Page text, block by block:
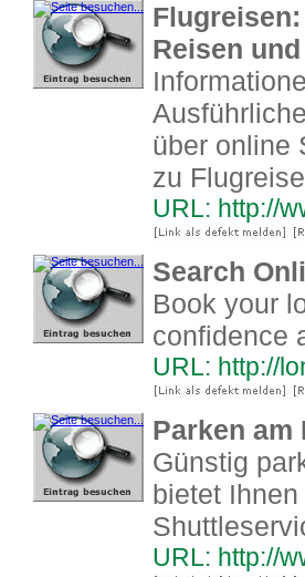
Reisen
über online
zu
URL: http://
Search
Book your
confidence
URL: http://
Parken am
Günstig
bietet
URL: http://